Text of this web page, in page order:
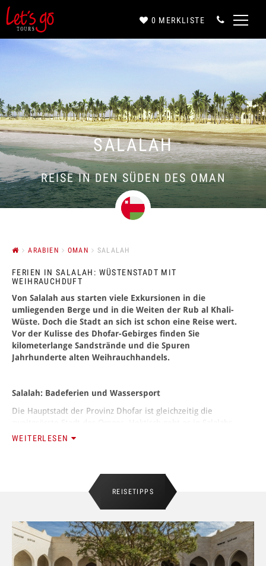
0 MERKLISTE
REISE IN DEN SÜDEN DES OMAN
SALALAH
ARABIEN OMAN SALALAH
FERIEN IN SALALAH: WÜSTENSTADT MIT
WEIHRAUCHDUFT
Von Salalah aus starten viele Exkursionen in die
umliegenden Berge und in die Weiten der Rub al Khali-
Wüste. Doch die Stadt an sich ist schon eine Reise wert.
Vor der Kulisse des Dhofar-Gebirges finden Sie
kilometerlange Sandstrände und die Spuren
Jahrhunderte alten Weihrauchhandels.
Salalah: Badeferien und Wassersport
Die Hauptstadt der Provinz Dhofar ist gleichzeitig die
Strassen allerdings kaum einmal zu, sodass Ruhesuchende
begegnen Sie unzähligen Meeresbewohnern, Delfine lassen
sich mit etwas Glück auch schon vom Land aus beobachten.
Festival zum Monsun in Salalah
Während hierzulande Nebel meistens kein Grund zur Freude
ist, sehnt man in Salalah jedes Jahr den „Khareef“ herbei.
WEITERLESEN
REISETIPPS
Anrede*
Nachname*